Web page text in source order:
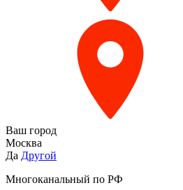
Ваш город
Москва
Да Другой
Многоканальный по РФ